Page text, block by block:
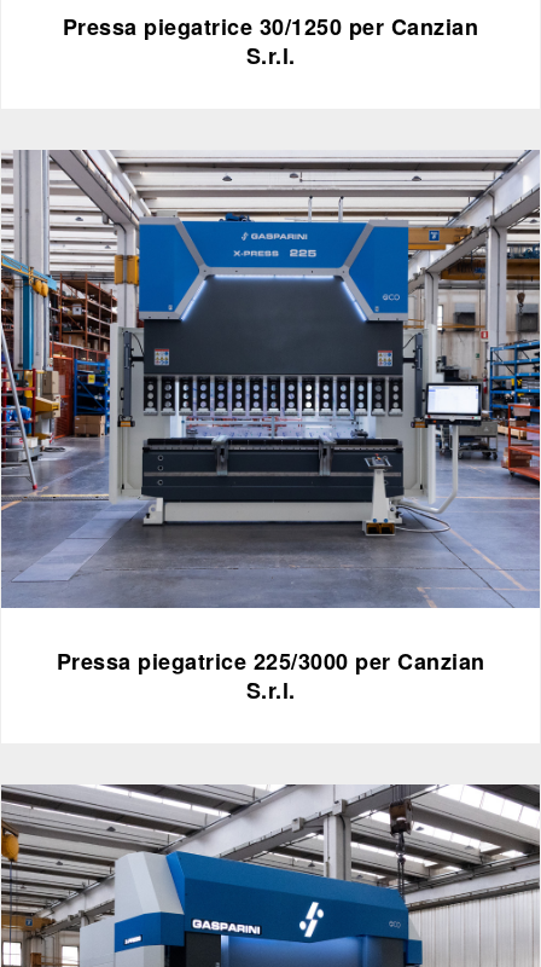
Pressa piegatrice 30/1250 per Canzian
S.r.l.
Pressa piegatrice 225/3000 per Canzian
S.r.l.